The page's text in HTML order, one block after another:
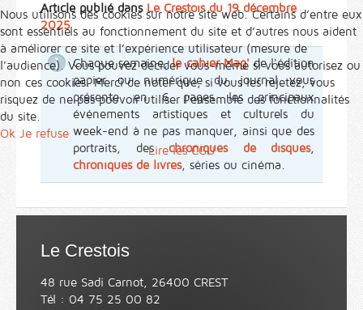
Article publié dans Le Crestois du 19 décembre
2025
Chaque semaine,le cahier Mag' de l'édition
papier ou numérique du journal vous
présente en 6 pages les principaux
événements artistiques et culturels du
week-end à ne pas manquer, ainsi que des
portraits, deschroniques de disques,
chroniques de livres, séries ou cinéma.
Le Crestois
48 rue Sadi Carnot, 26400 CREST
Tél : 04 75 25 00 82
Nous utilisons des cookies sur notre site web. Certains d’entre eux
sont essentiels au fonctionnement du site et d’autres nous aident
à améliorer ce site et l’expérience utilisateur (mesure de
l'audience). Vous pouvez décider vous-même si vous autorisez ou
non ces cookies. Merci de noter que, si vous les rejetez, vous
risquez de ne pas pouvoir utiliser l’ensemble des fonctionnalités
du site.
Ok Je refuse
Lire les CGU